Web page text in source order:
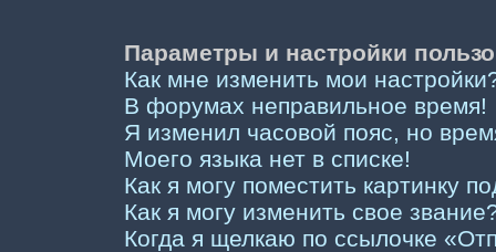
Параметры и настройки
Как мне изменить мои
В форумах неправильное время!
Я изменил часовой пояс, но
Моего языка нет в списке!
Как я могу поместить картинку
Как я могу изменить свое
Когда я щелкаю по ссылочке